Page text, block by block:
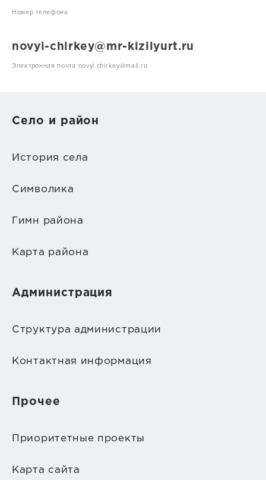
Номер телефона
novyi-chirkey@mr-kizilyurt.ru
Электронная почта novyi.chirkey@mail.ru
Село и район
История села
Символика
Гимн района
Карта района
Администрация
Структура администрации
Контактная информация
Прочее
Приоритетные проекты
Карта сайта